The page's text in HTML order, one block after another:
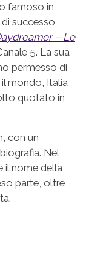
famoso in
successo
– Le
5. La sua
permesso di
mondo, Italia
quotato in
con un
Nel
il nome della
parte, oltre